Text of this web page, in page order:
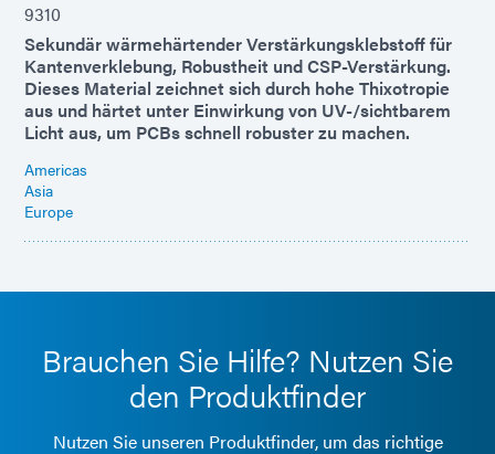
9310
Sekundär wärmehärtender Verstärkungsklebstoff für
Kantenverklebung, Robustheit und CSP-Verstärkung.
Dieses Material zeichnet sich durch hohe Thixotropie
aus und härtet unter Einwirkung von UV-/sichtbarem
Licht aus, um PCBs schnell robuster zu machen.
Americas
Asia
Europe
Brauchen Sie Hilfe? Nutzen Sie
den Produktfinder
Nutzen Sie unseren Produktfinder, um das richtige